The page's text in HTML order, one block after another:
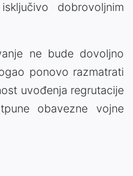
dobrovoljnim
ne bude dovoljno
ponovo razmatrati
uvođenja regrutacije
obavezne vojne